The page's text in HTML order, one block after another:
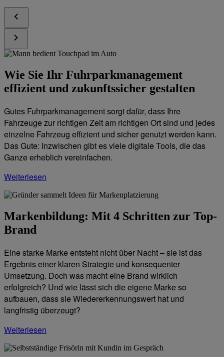
Wie Sie Ihr Fuhrparkmanagement
effizient und zukunftssicher gestalten
Gutes Fuhrparkmanagement sorgt dafür, dass Ihre
Fahrzeuge zur richtigen Zeit am richtigen Ort sind und jedes
einzelne Fahrzeug effizient und sicher genutzt werden kann.
Das Gute: Inzwischen gibt es viele digitale Tools, die das
Ganze erheblich vereinfachen.
Weiterlesen
Markenbildung: Mit 4 Schritten zur Top-
Brand
Eine starke Marke entsteht nicht über Nacht – sie ist das
Ergebnis einer klaren Strategie und konsequenter
Umsetzung. Doch was macht eine Brand wirklich
erfolgreich? Und wie lässt sich die eigene Marke so
aufbauen, dass sie Wiedererkennungswert hat und
langfristig überzeugt?
Weiterlesen